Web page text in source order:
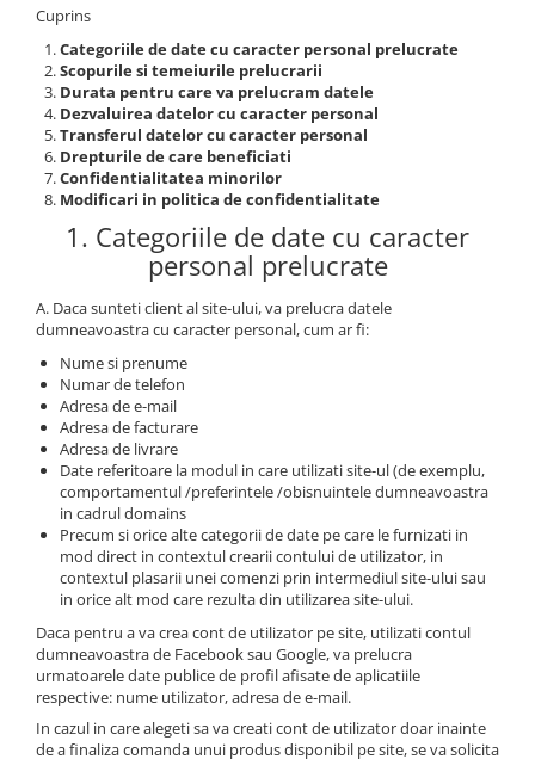
MERCEDES
OPEL
PEUGEOT
RENAULT
SEAT
SKODA
VOLKSWAGEN
VOLVO
STICKERE STALPI
STALPI MARCI AUTO
TOP VANZARI
STICKERE PARBRIZ
STICKERE STALPI SI GEAM MIC
STICKERE CAMUFLAJ
STICKERE PENTRU FIRME
STICKERE MARI
STICKERE CAMIOANE
IVECO
MAN
MERCEDES CAMIOANE
RENAULT CAMIOANE
VOLVO CAMIOANE
Cuprins
Categoriile de date cu caracter personal prelucrate
Scopurile si temeiurile prelucrarii
Durata pentru care va prelucram datele
Dezvaluirea datelor cu caracter personal
Transferul datelor cu caracter personal
Drepturile de care beneficiati
Confidentialitatea minorilor
Modificari in politica de confidentialitate
1. Categoriile de date cu caracter
personal prelucrate
A. Daca sunteti client al site-ului, va prelucra datele
dumneavoastra cu caracter personal, cum ar fi:
Nume si prenume
Numar de telefon
Adresa de e-mail
Adresa de facturare
Adresa de livrare
Date referitoare la modul in care utilizati site-ul (de exemplu,
comportamentul /preferintele /obisnuintele dumneavoastra
in cadrul domains
Precum si orice alte categorii de date pe care le furnizati in
mod direct in contextul crearii contului de utilizator, in
contextul plasarii unei comenzi prin intermediul site-ului sau
in orice alt mod care rezulta din utilizarea site-ului.
Daca pentru a va crea cont de utilizator pe site, utilizati contul
dumneavoastra de Facebook sau Google, va prelucra
urmatoarele date publice de profil afisate de aplicatiile
respective: nume utilizator, adresa de e-mail.
In cazul in care alegeti sa va creati cont de utilizator doar inainte
de a finaliza comanda unui produs disponibil pe site, se va solicita